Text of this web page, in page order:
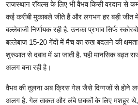
राजस्थान रॉयल्स के लिए भी वैभव किसी वरदान से
कई करीबी मुकाबले जीते हैं और लगभग हर बड़ी जीत
बल्लेबाजी निर्णायक रही है. उनका प्रभाव सिर्फ
बल्लेबाज 15-20 गेंदों में मैच का रुख बदलने की क्षमता
शुरुआत से दबाव में आ जाती है. यही मानसिक बढ़त
अलग बना रही है।
वैभव की तुलना अब क्रिस गेल जैसे दिग्गजों से होने
अलग है. गेल ताकत और लंबे छक्कों के लिए मशहूर थे,